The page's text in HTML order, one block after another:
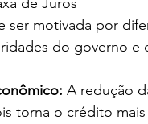
ser motivada por
do governo e
A redução
torna o crédito